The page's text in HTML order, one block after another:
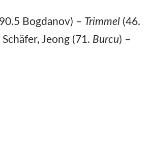
Bogdanov) – Trimmel (46.
Jeong (71. Burcu) –